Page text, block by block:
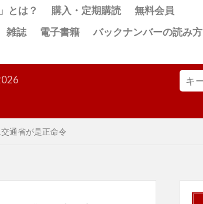
とは？ 購入・定期購読
無料会員
雑誌 電子書籍
バックナンバーの読み方
通省が是正命令
検索